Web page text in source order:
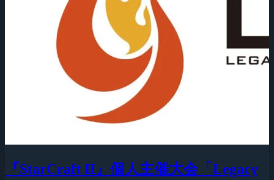
『StarCraft II』個人主催大会「Legacy